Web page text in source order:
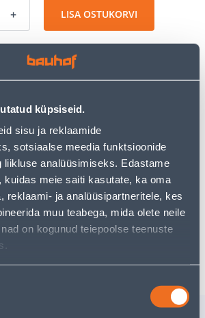
küpsiseid.
sisu ja reklaamide
sotsiaalse meedia funktsioonide
liikluse analüüsimiseks. Edastame
kuidas meie saiti kasutate, ka oma
reklaami- ja analüüsipartneritele, kes
muu teabega, mida olete neile
on kogunud teiepoolse teenuste
+ LISA OSTUKORVI
08.08.2026
al. 16,90 € al. 2-5 tööpäeva